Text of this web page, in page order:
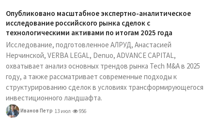
Опубликовано масштабное экспертно-аналитическое
исследование российского рынка сделок с
технологическими активами по итогам 2025 года
Исследование, подготовленное АЛРУД, Анастасией
Нерчинской, VERBA LEGAL, Denuo, ADVANCE CAPITAL,
охватывает анализ основных трендов рынка Tech M&A в 2025
году, а также рассматривает современные подходы к
структурированию сделок в условиях трансформирующегося
инвестиционного ландшафта.
Иванов Петр 13 июл 956